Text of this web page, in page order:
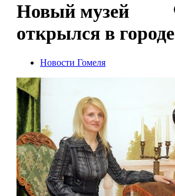
Новый музей
открылся в городе
Новости Гомеля